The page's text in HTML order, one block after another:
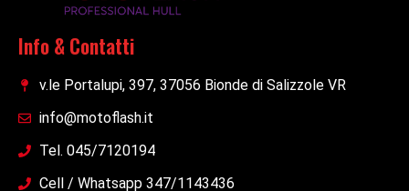
Info & Contatti
v.le Portalupi, 397, 37056 Bionde di Salizzole VR
info@motoflash.it
Tel. 045/7120194
Cell / Whatsapp 347/1143436